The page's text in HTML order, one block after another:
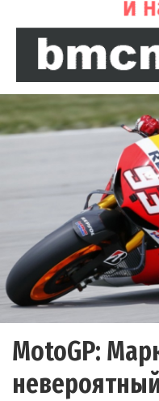
MotoGP: